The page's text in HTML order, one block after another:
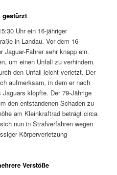
gestürzt
Uhr ein 16-jähriger
in Landau. Vor dem 16-
Jaguar-Fahrer sehr knapp ein.
um einen Unfall zu verhindern.
den Unfall leicht verletzt. Der
aufmerksam, in dem er nach
klopfte. Der 79-Jährige
den entstandenen Schaden zu
am Kleinkraftrad beträgt circa
nun in Strafverfahren wegen
Körperverletzung
Verstöße